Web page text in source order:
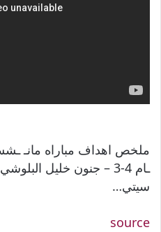
ملخص اهداف مباراه مانـ ـشسـ
ـام 4-3 – جنون خليل
سيتي…
source